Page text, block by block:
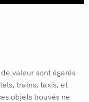
valeur sont égarés
trains, taxis, et
objets trouvés ne